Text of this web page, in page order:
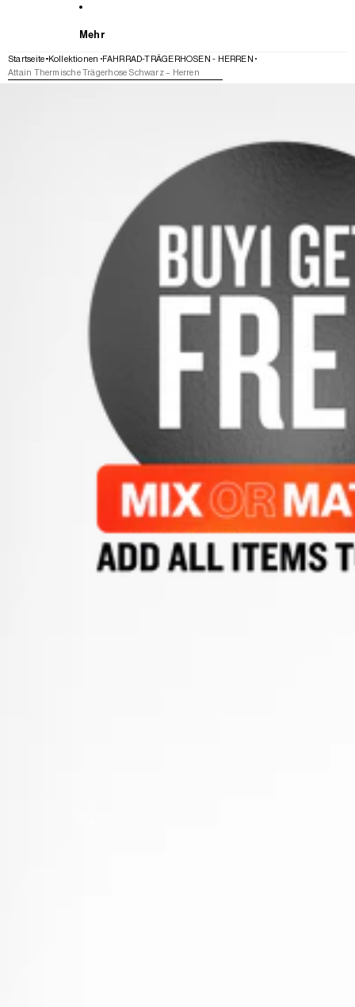
Mehr
Startseite Kollektionen FAHRRAD-TRÄGERHOSEN - HERREN
Attain Thermische Trägerhose Schwarz – Herren
WEITER ZU DEN PRODUKTINFORMATIONEN